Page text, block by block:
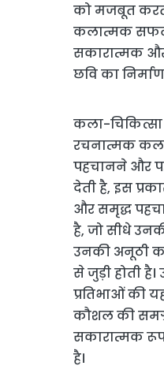
को मजबूत
कलात्मक
सकारात्मक
छवि का
कला-
रचनात्मक
पहचानने और
देती है, इस
और समृद्ध
है, जो सीधे
उनकी अनूठी
से जुड़ी होती
प्रतिभाओं की
कौशल की
सकारात्मक रूप
है।